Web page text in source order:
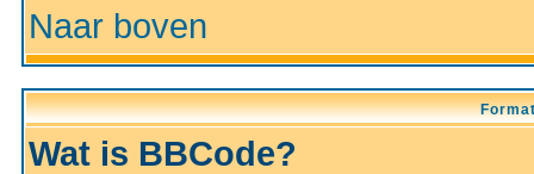
Naar boven
Wat is BBCode?